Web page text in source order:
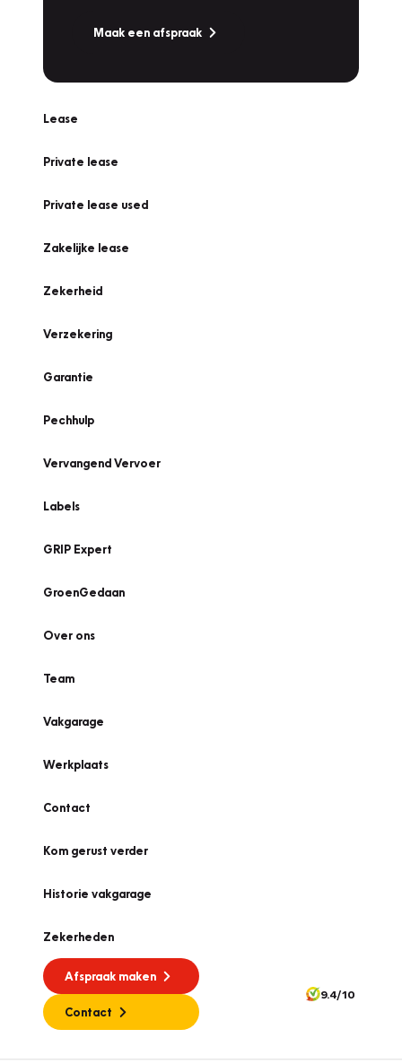
Maak een afspraak
Lease
Private lease
Private lease used
Zakelijke lease
Zekerheid
Verzekering
Garantie
Pechhulp
Vervangend Vervoer
Labels
GRIP Expert
GroenGedaan
Over ons
Team
Vakgarage
Werkplaats
Contact
Kom gerust verder
Historie vakgarage
Zekerheden
Afspraak maken
Contact
9.4/10